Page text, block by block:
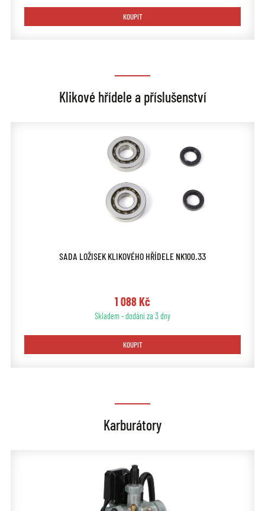
KOUPIT
Klikové hřídele a příslušenství
SADA LOŽISEK KLIKOVÉHO HŘÍDELE NK100.33
1 088 Kč
Skladem - dodání za 3 dny
KOUPIT
Karburátory